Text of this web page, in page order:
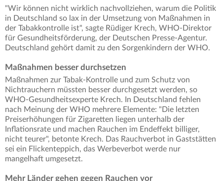
"Wir können nicht wirklich nachvollziehen, warum die Politik
in Deutschland so lax in der Umsetzung von Maßnahmen in
der Tabakkontrolle ist", sagte Rüdiger Krech, WHO-Direktor
für Gesundheitsförderung, der Deutschen Presse-Agentur.
Deutschland gehört damit zu den Sorgenkindern der WHO.
Maßnahmen besser durchsetzen
Maßnahmen zur Tabak-Kontrolle und zum Schutz von
Nichtrauchern müssten besser durchgesetzt werden, so
WHO-Gesundheitsexperte Krech. In Deutschland fehlen
nach Meinung der WHO mehrere Elemente: "Die letzten
Preiserhöhungen für Zigaretten liegen unterhalb der
Inflationsrate und machen Rauchen im Endeffekt billiger,
nicht teurer", betonte Krech. Das Rauchverbot in Gaststätten
sei ein Flickenteppich, das Werbeverbot werde nur
mangelhaft umgesetzt.
Mehr Länder gehen gegen Rauchen vor